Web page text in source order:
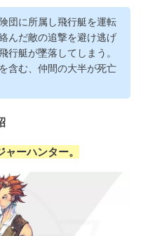
団に所属し飛行艇を運転
んだ敵の追撃を避け逃げ
行艇が墜落してしまう。
含む、仲間の大半が死亡
ーハンター。